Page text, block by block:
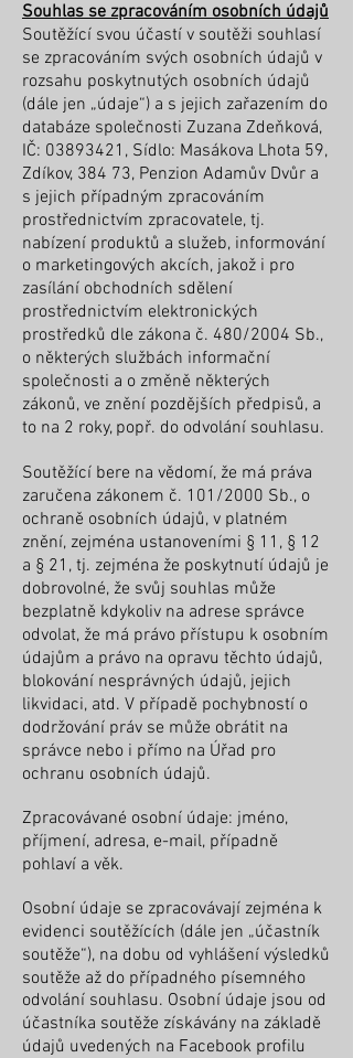
Souhlas se zpracováním osobních údajů
Soutěžící svou účastí v soutěži souhlasí
se zpracováním svých osobních údajů v
rozsahu poskytnutých osobních údajů
(dále jen „údaje“) a s jejich zařazením do
databáze společnosti Zuzana Zdeňková,
IČ: 03893421 , Sídlo: Masákova Lhota 59,
Zdíkov, 384 73, Penzion Adamův Dvůr a
s jejich případným zpracováním
prostřednictvím zpracovatele, tj.
nabízení produktů a služeb, informování
o marketingových akcích, jakož i pro
zasílání obchodních sdělení
prostřednictvím elektronických
prostředků dle zákona č. 480/2004 Sb.,
o některých službách informační
společnosti a o změně některých
zákonů, ve znění pozdějších předpisů, a
to na 2 roky, popř. do odvolání souhlasu.
Soutěžící bere na vědomí, že má práva
zaručena zákonem č. 101/2000 Sb., o
ochraně osobních údajů, v platném
znění, zejména ustanoveními § 11, § 12
a § 21, tj. zejména že poskytnutí údajů je
dobrovolné, že svůj souhlas může
bezplatně kdykoliv na adrese správce
odvolat, že má právo přístupu k osobním
údajům a právo na opravu těchto údajů,
blokování nesprávných údajů, jejich
likvidaci, atd. V případě pochybností o
dodržování práv se může obrátit na
správce nebo i přímo na Úřad pro
ochranu osobních údajů.
Zpracovávané osobní údaje: jméno,
příjmení, adresa, e-mail, případně
pohlaví a věk.
Osobní údaje se zpracovávají zejména k
evidenci soutěžících (dále jen „účastník
soutěže“), na dobu od vyhlášení výsledků
soutěže až do případného písemného
odvolání souhlasu. Osobní údaje jsou od
účastníka soutěže získávány na základě
údajů uvedených na Facebook profilu